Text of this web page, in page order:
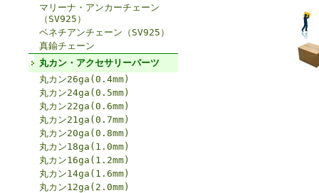
マリーナ・アンカーチェーン
（SV925）
ベネチアンチェーン（SV925）
真鍮チェーン
丸カン・アクセサリーパーツ
丸カン26ga(0.4mm)
丸カン24ga(0.5mm)
丸カン22ga(0.6mm)
丸カン21ga(0.7mm)
丸カン20ga(0.8mm)
丸カン18ga(1.0mm)
丸カン16ga(1.2mm)
丸カン14ga(1.6mm)
丸カン12ga(2.0mm)